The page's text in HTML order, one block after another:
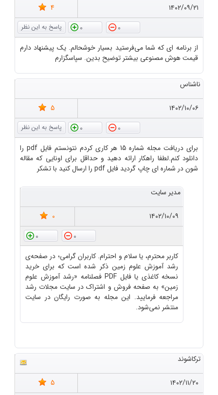
۱۴۰۲/۰۹/۲۱
4
0
0
از برنامه ای که شما می‌فرستید بسیار خوشحالم. یک پیشنهاد دارم
قیمت هوش مصنوعی بیشتر توضیح بدین. سپاسگزارم
ناشناس
۱۴۰۲/۱۰/۰۶
5
0
0
برای دریافت مجله شماره 15 هر کاری کردم نتونستم فایل pdf را
دانلود کنم.لطفا راهکار ارائه دهید و حداقل برای اونایی که مقاله
شون در شماره ای چاپ گردید فایل pdf را ارسال کنید با تشکر
مدیر سایت
۱۴۰۲/۱۰/۰۹
0
0
0
کاربر محترم، یا سلام و احترام. کاربران گرامی؛ در صفحه‌ی
رشد آموزش علوم زمین ذکر شده است که برای خرید
نسخه کاغذی یا فایل PDF فصلنامه «رشد آموزش علوم
زمین» به صفحه فروش و اشتراک در سایت مجلات رشد
مراجعه فرمایید. این مجله به صورت رایگان در سایت
منتشر نمی‌شود.
ترکاشوند
۱۴۰۲/۱۱/۲۰ 5